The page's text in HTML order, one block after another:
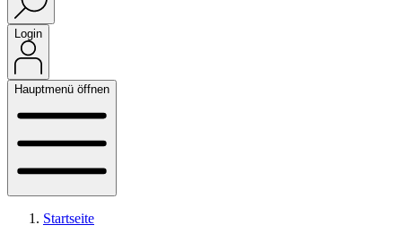
Login
Hauptmenü öffnen
Startseite